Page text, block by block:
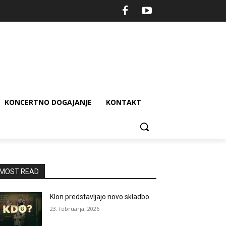
KONCERTNO DOGAJANJE KONTAKT
READ
Klon predstavljajo novo skladbo
23. februarja, 2026